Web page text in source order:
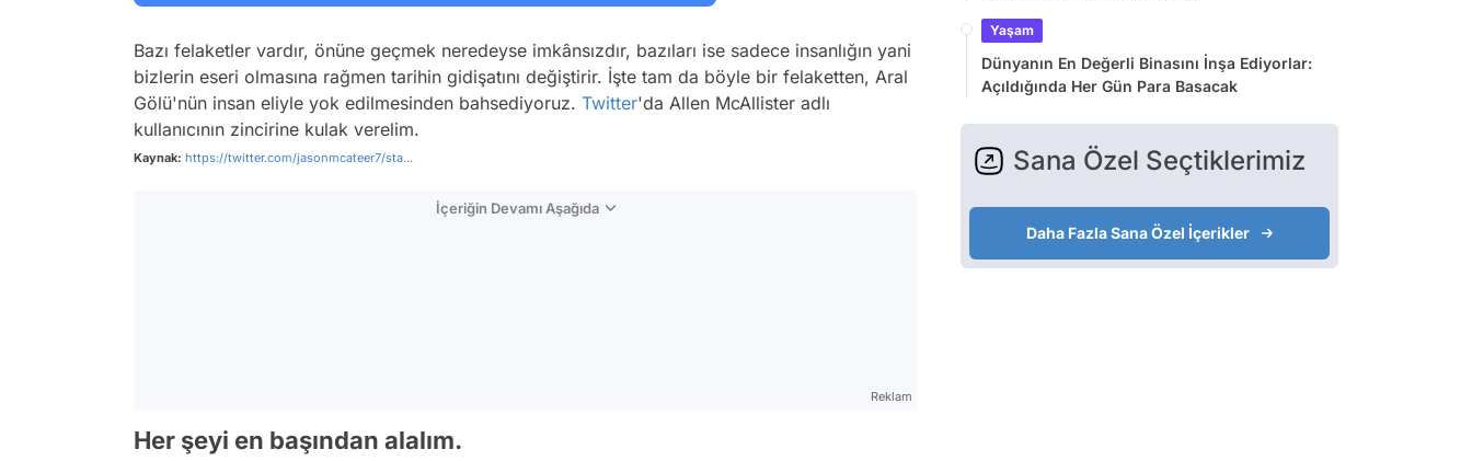
Bazı felaketler vardır, önüne geçmek neredeyse imkânsızdır, bazıları ise sadece insanlığın yani
bizlerin eseri olmasına rağmen tarihin gidişatını değiştirir. İşte tam da böyle bir felaketten, Aral
Gölü'nün insan eliyle yok edilmesinden bahsediyoruz. Twitter'da Allen McAllister adlı
kullanıcının zincirine kulak verelim.
Kaynak: https://twitter.com/jasonmcateer7/sta...
İçeriğin Devamı Aşağıda
Reklam
Her şeyi en başından alalım.
Yaşam
Dünyanın En Değerli Binasını İnşa Ediyorlar:
Açıldığında Her Gün Para Basacak
Sana Özel Seçtiklerimiz
Daha Fazla Sana Özel İçerikler